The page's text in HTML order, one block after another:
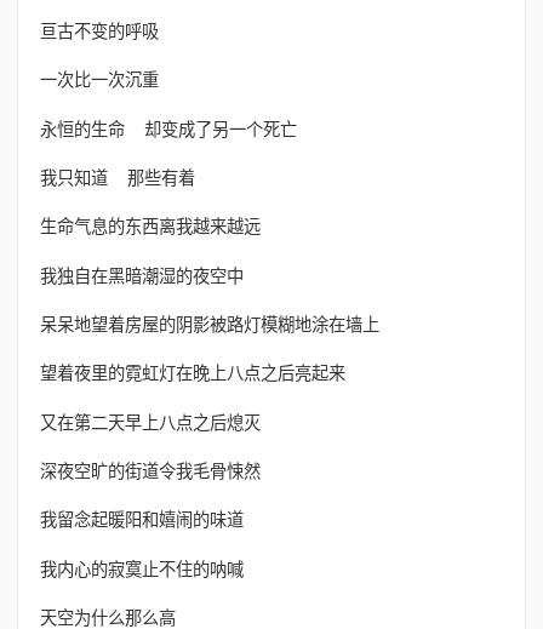
亘古不变的呼吸
一次比一次沉重
永恒的生命 却变成了另一个死亡
我只知道 那些有着
生命气息的东西离我越来越远
我独自在黑暗潮湿的夜空中
呆呆地望着房屋的阴影被路灯模糊地涂在墙上
望着夜里的霓虹灯在晚上八点之后亮起来
又在第二天早上八点之后熄灭
深夜空旷的街道令我毛骨悚然
我留念起暖阳和嬉闹的味道
我内心的寂寞止不住的呐喊
天空为什么那么高